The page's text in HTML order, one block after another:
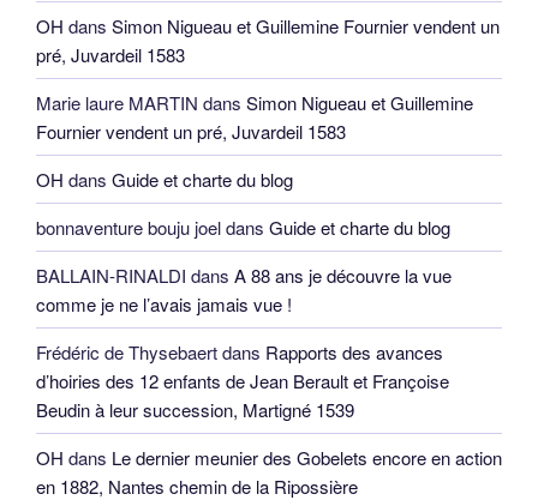
OH dans Simon Nigueau et Guillemine Fournier vendent un
pré, Juvardeil 1583
Marie laure MARTIN dans Simon Nigueau et Guillemine
Fournier vendent un pré, Juvardeil 1583
OH dans Guide et charte du blog
bonnaventure bouju joeldans Guide et charte du blog
BALLAIN-RINALDI dans A 88 ans je découvre la vue
comme je ne l’avais jamais vue !
Frédéric de Thysebaertdans Rapports des avances
d’hoiries des 12 enfants de Jean Berault et Françoise
Beudin à leur succession, Martigné 1539
OH dans Le dernier meunier des Gobelets encore en action
en 1882, Nantes chemin de la Ripossière